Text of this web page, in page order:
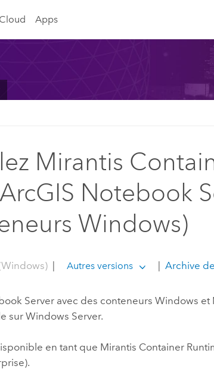
Cloud Apps
Mirantis
Notebook
Windows)
| Autres versions | Archive
Server avec des conteneursWindows et
surWindows Server.
en tant que Mirantis Container